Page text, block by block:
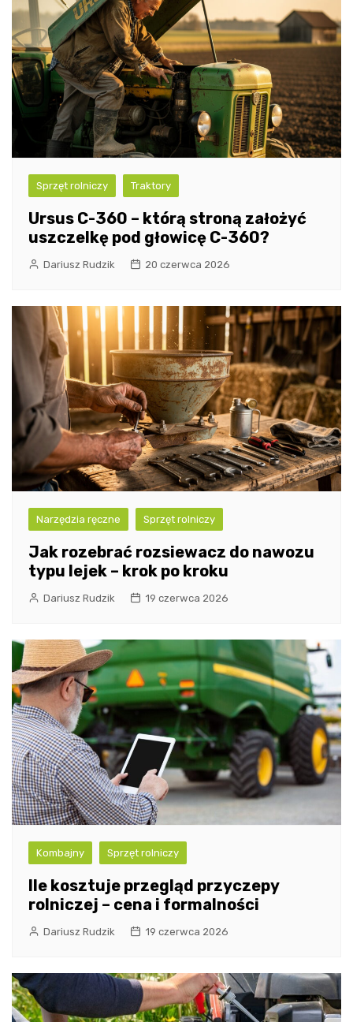
Sprzęt rolniczy Traktory
Ursus C-360 – którą stroną założyć
uszczelkę pod głowicę C-360?
Dariusz Rudzik 20 czerwca 2026
Narzędzia ręczne Sprzęt rolniczy
Jak rozebrać rozsiewacz do nawozu
typu lejek – krok po kroku
Dariusz Rudzik 19 czerwca 2026
Kombajny Sprzęt rolniczy
Ile kosztuje przegląd przyczepy
rolniczej – cena i formalności
Dariusz Rudzik 19 czerwca 2026